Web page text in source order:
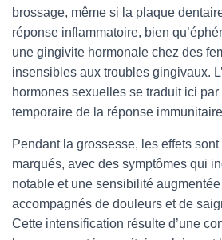
brossage, même si la plaque
réponse inflammatoire, bien
une gingivite hormonale chez des
insensibles aux troubles gingivaux.
hormones sexuelles se traduit ici
temporaire de la réponse
Pendant la grossesse, les effets
marqués, avec des symptômes qui
notable et une sensibilité
accompagnés de douleurs et de
Cette intensification résulte d’une